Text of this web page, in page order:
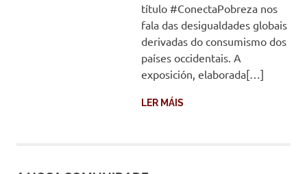
título #ConectaPobreza nos
fala das desigualdades globais
derivadas do consumismo dos
países occidentais. A
exposición, elaborada[…]
LER MÁIS